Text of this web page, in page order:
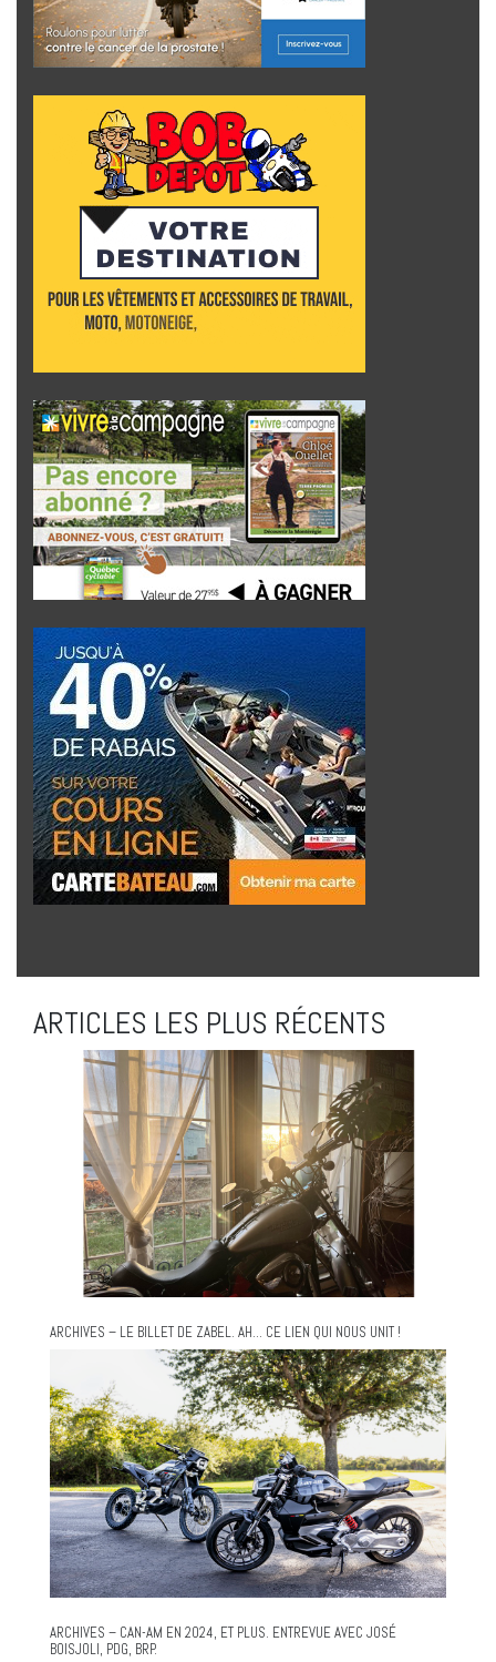
ARTICLES LES PLUS RÉCENTS
ARCHIVES – LE BILLET DE ZABEL. AH… CE LIEN QUI NOUS UNIT !
ARCHIVES – CAN-AM EN 2024, ET PLUS. ENTREVUE AVEC JOSÉ
BOISJOLI, PDG, BRP.